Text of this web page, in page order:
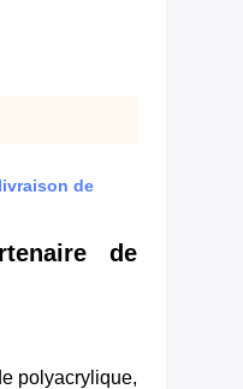
de
de
polyacrylique,